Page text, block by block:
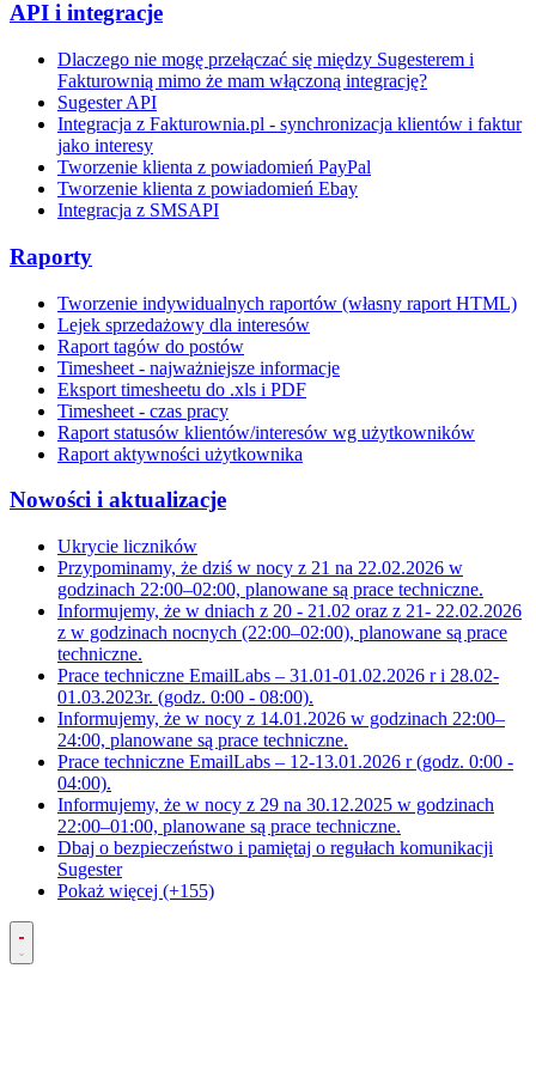
API i integracje
Dlaczego nie mogę przełączać się między Sugesterem i
Fakturownią mimo że mam włączoną integrację?
Sugester API
Integracja z Fakturownia.pl - synchronizacja klientów i faktur
jako interesy
Tworzenie klienta z powiadomień PayPal
Tworzenie klienta z powiadomień Ebay
Integracja z SMSAPI
Raporty
Tworzenie indywidualnych raportów (własny raport HTML)
Lejek sprzedażowy dla interesów
Raport tagów do postów
Timesheet - najważniejsze informacje
Eksport timesheetu do .xls i PDF
Timesheet - czas pracy
Raport statusów klientów/interesów wg użytkowników
Raport aktywności użytkownika
Nowości i aktualizacje
Ukrycie liczników
Przypominamy, że dziś w nocy z 21 na 22.02.2026 w
godzinach 22:00–02:00, planowane są prace techniczne.
Informujemy, że w dniach z 20 - 21.02 oraz z 21- 22.02.2026
z w godzinach nocnych (22:00–02:00), planowane są prace
techniczne.
Prace techniczne EmailLabs – 31.01-01.02.2026 r i 28.02-
01.03.2023r. (godz. 0:00 - 08:00).
Informujemy, że w nocy z 14.01.2026 w godzinach 22:00–
24:00, planowane są prace techniczne.
Prace techniczne EmailLabs – 12-13.01.2026 r (godz. 0:00 -
04:00).
Informujemy, że w nocy z 29 na 30.12.2025 w godzinach
22:00–01:00, planowane są prace techniczne.
Dbaj o bezpieczeństwo i pamiętaj o regułach komunikacji
Sugester
Pokaż więcej (+155)